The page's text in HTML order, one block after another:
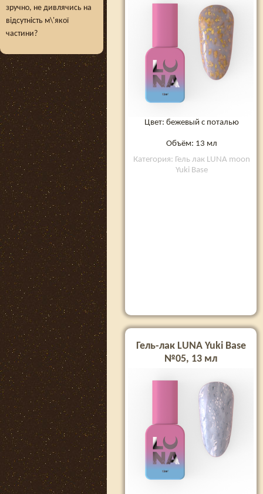
зручно, не дивлячись на
відсутність м\'якої
частини?
Цвет: бежевый с поталью
Объём: 13 мл
Категория: Гель лак LUNA moon
Yuki Base
Гель-лак LUNA Yuki Base
№05, 13 мл